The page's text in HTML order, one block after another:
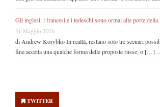
Gli inglesi, i francesi e i tedeschi sono ormai alle porte della
31 Maggio 2026
di Andrew Korybko In realtà, restano solo tre scenari
fine accetta una qualche forma delle proposte russe; o […] …
Sidebar
TWITTER